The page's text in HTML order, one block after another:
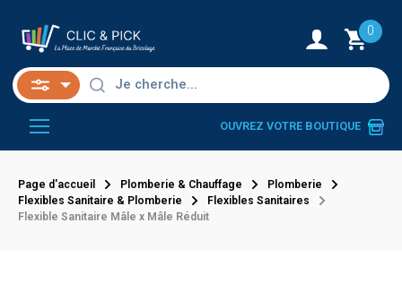
0
OUVREZ VOTRE BOUTIQUE
Page d'accueil Plomberie & Chauffage
Plomberie
Flexibles Sanitaire & Plomberie
Flexibles Sanitaires
Flexible Sanitaire Mâle x Mâle Réduit